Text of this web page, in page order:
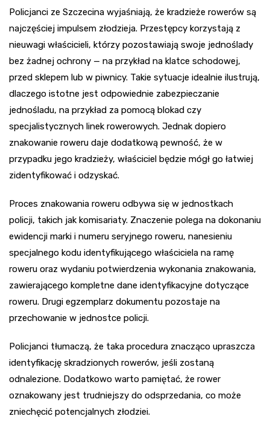
Policjanci ze Szczecina wyjaśniają, że kradzieże rowerów są
najczęściej impulsem złodzieja. Przestępcy korzystają z
nieuwagi właścicieli, którzy pozostawiają swoje jednoślady
bez żadnej ochrony — na przykład na klatce schodowej,
przed sklepem lub w piwnicy. Takie sytuacje idealnie ilustrują,
dlaczego istotne jest odpowiednie zabezpieczanie
jednośladu, na przykład za pomocą blokad czy
specjalistycznych linek rowerowych. Jednak dopiero
znakowanie roweru daje dodatkową pewność, że w
przypadku jego kradzieży, właściciel będzie mógł go łatwiej
zidentyfikować i odzyskać.
Proces znakowania roweru odbywa się w jednostkach
policji, takich jak komisariaty. Znaczenie polega na dokonaniu
ewidencji marki i numeru seryjnego roweru, nanesieniu
specjalnego kodu identyfikującego właściciela na ramę
roweru oraz wydaniu potwierdzenia wykonania znakowania,
zawierającego kompletne dane identyfikacyjne dotyczące
roweru. Drugi egzemplarz dokumentu pozostaje na
przechowanie w jednostce policji.
Policjanci tłumaczą, że taka procedura znacząco upraszcza
identyfikację skradzionych rowerów, jeśli zostaną
odnalezione. Dodatkowo warto pamiętać, że rower
oznakowany jest trudniejszy do odsprzedania, co może
zniechęcić potencjalnych złodziei.